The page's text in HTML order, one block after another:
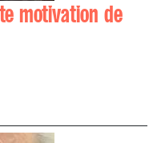
motivation de